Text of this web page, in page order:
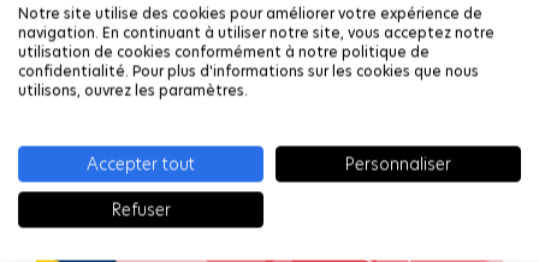
Notre site utilise des cookies pour améliorer votre expérience de
navigation. En continuant à utiliser notre site, vous acceptez notre
utilisation de cookies conformément à notre politique de
confidentialité. Pour plus d'informations sur les cookies que nous
utilisons, ouvrez les paramètres.
Accepter tout
Personnaliser
Refuser